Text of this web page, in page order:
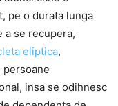
pe o durata lunga
a se recupera,
eliptica,
persoane
insa se odihnesc